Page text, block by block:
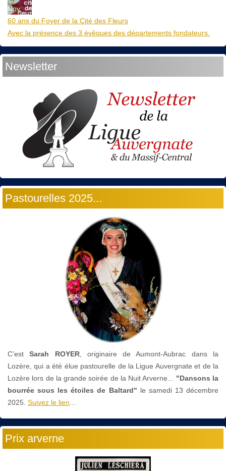
Nov
60 ans du Foyer de la Cité des Fleurs
Avec la présence des 3 évêques des départements fondateurs.
Newsletter
Pastourelles 2025...
C’estSarah ROYER, originaire de Aumont-Aubrac dans la
Lozère, qui a été élue pastourelle de la Ligue Auvergnate et de la
Lozère lors de la grande soirée de la Nuit Arverne... "Dansons la
bourrée sous les étoiles de Baltard" le samedi 13 décembre
2025. Suivez le lien...
Prix arverne